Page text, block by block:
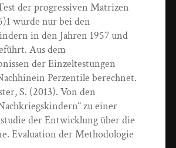
der progressiven Matrizen
wurde nur bei den
in den Jahren 1957 und
Aus dem
der Einzeltestungen
Perzentile berechnet.
S. (2013). Von den
zu einer
der Entwicklung über die
Evaluation der Methodologie